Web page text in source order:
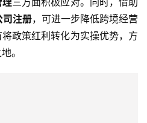
司注册，可进一步降低跨境经营
政策红利转化为实操优势，方
。